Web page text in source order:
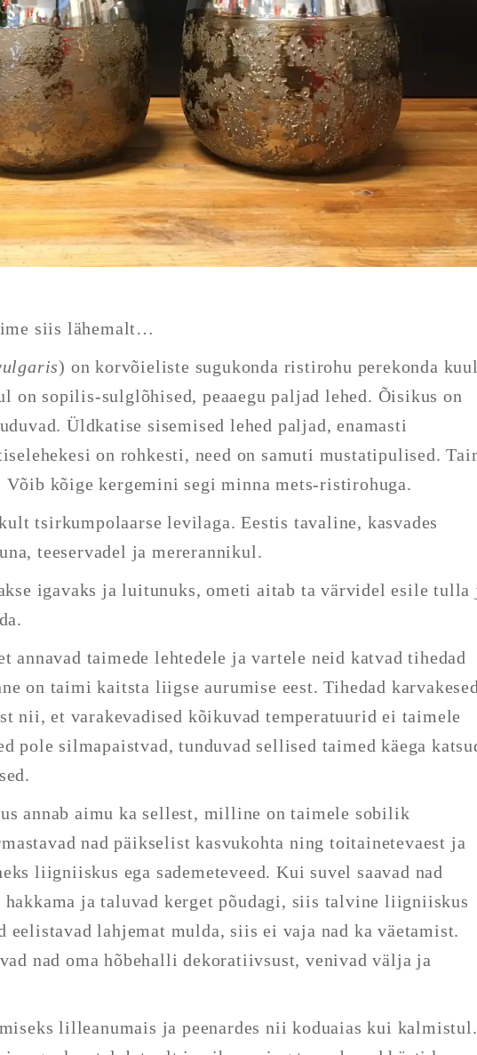
siis lähemalt…
) onkorvõieliste sugukonda ristirohu perekonda
sopilis-sulglõhised, peaaegu paljad lehed. Õisikus on
Üldkatise sisemised lehed paljad, enamasti
on rohkesti, need on samuti mustatipulised.
Võib kõige kergemini segi minna mets-ristirohuga.
tsirkumpolaarse levilaga. Eestis tavaline, kasvades
teeservadel ja mererannikul.
igavaks ja luitunuks, ometi aitab ta värvidel esile tulla
annavad taimede lehtedele ja vartele neid katvad tihedad
on taimi kaitsta liigse aurumise eest. Tihedad
nii, et varakevadised kõikuvad temperatuurid ei taimele
pole silmapaistvad, tunduvad sellised taimed käega
annab aimu ka sellest, milline on taimele sobilik
nad päikselist kasvukohta ning toitainetevaest ja
liigniiskus ega sademeteveed. Kui suvel saavad nad
ja taluvad kerget põudagi, siis talvine liigniiskus
eelistavad lahjemat mulda, siis ei vaja nad ka väetamist.
nad oma hõbehalli dekoratiivsust, venivad välja ja
lilleanumais ja peenardes nii koduaias kui kalmistul.